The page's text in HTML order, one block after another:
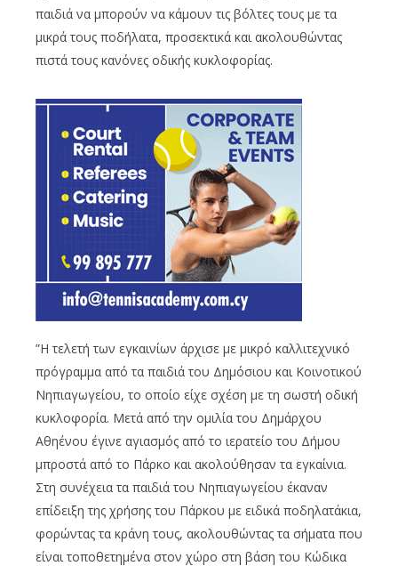
παιδιά να μπορούν να κάμουν τις βόλτες τους με τα
μικρά τους ποδήλατα, προσεκτικά και ακολουθώντας
πιστά τους κανόνες οδικής κυκλοφορίας.
”Η τελετή των εγκαινίων άρχισε με μικρό καλλιτεχνικό
πρόγραμμα από τα παιδιά του Δημόσιου και Κοινοτικού
Νηπιαγωγείου, το οποίο είχε σχέση με τη σωστή οδική
κυκλοφορία. Μετά από την ομιλία του Δημάρχου
Αθηένου έγινε αγιασμός από το ιερατείο του Δήμου
μπροστά από το Πάρκο και ακολούθησαν τα εγκαίνια.
Στη συνέχεια τα παιδιά του Νηπιαγωγείου έκαναν
επίδειξη της χρήσης του Πάρκου με ειδικά ποδηλατάκια,
φορώντας τα κράνη τους, ακολουθώντας τα σήματα που
είναι τοποθετημένα στον χώρο στη βάση του Κώδικα